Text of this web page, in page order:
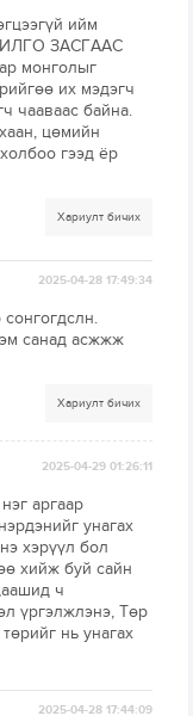
ийм
ЗАСГААС
монголыг
их мэдэгч
чааваас байна.
цөмийн
гээд ёр
Хариулт бичих
2025-04-28 17:49:34
санад асжжж
Хариулт бичих
2025-04-29 01:26:11
аргаар
унагах
хэрүүл бол
хийж буй сайн
ч
үргэлжлэнэ, Төр
нь унагах
2025-04-28 17:44:09